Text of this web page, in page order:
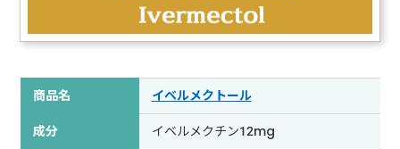
商品名
イベルメクトール
成分
イベルメクチン12mg